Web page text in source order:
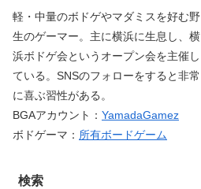
軽・中量のボドゲやマダミスを好む野
生のゲーマー。主に横浜に生息し、横
浜ボドゲ会というオープン会を主催し
ている。SNSのフォローをすると非常
に喜ぶ習性がある。
BGAアカウント： YamadaGamez
ボドゲーマ： 所有ボードゲーム
検索